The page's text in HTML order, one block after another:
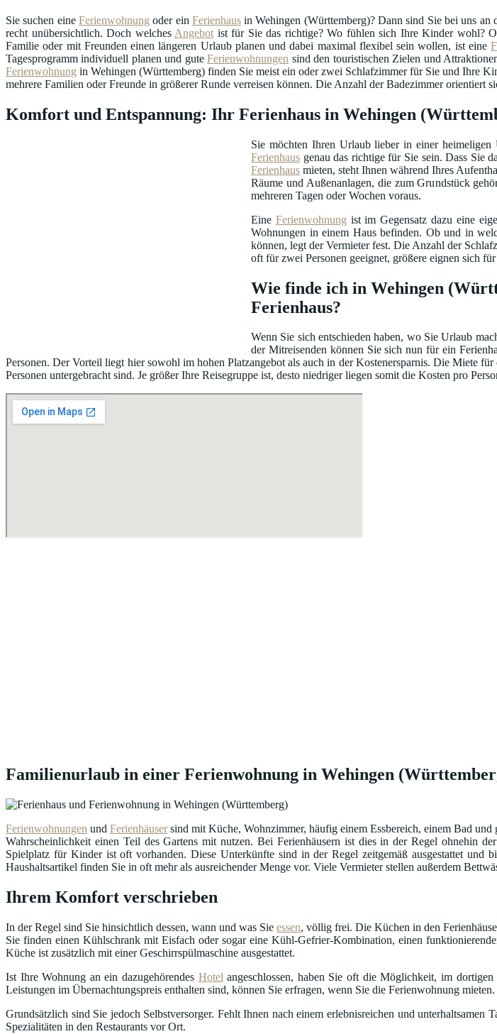
Sie suchen eine Ferienwohnung oder ein Ferienhausin Wehingen (Württemberg)? Dann sind Sie bei uns an
recht unübersichtlich. Doch welches Angebot ist für Sie das richtige? Wo fühlen sich Ihre Kinder wohl?
Familie oder mit Freunden einen längeren Urlaub planen und dabei maximal flexibel sein wollen, ist eine
Tagesprogramm individuell planen und guteFerienwohnungen sind den touristischen Zielen und
Ferienwohnung in Wehingen (Württemberg) finden Sie meist ein oder zwei Schlafzimmer für Sie und Ihre
mehrere Familien oder Freunde in größerer Runde verreisen können. Die Anzahl der Badezimmer
Komfort und Entspannung: Ihr Ferienhaus in Wehingen
Sie möchten Ihren Urlaub lieber in einer
Ferienhaus genau das richtige für Sie sein. Dass Sie
Ferienhaus mieten, steht Ihnen während Ihres
Räume und Außenanlagen, die zum Grundstück
mehreren Tagen oder Wochen voraus.
Eine Ferienwohnung ist im Gegensatz dazu eine
Wohnungen in einem Haus befinden. Ob und in
können, legt der Vermieter fest. Die Anzahl der
oft für zwei Personen geeignet, größere eignen sich
Wie finde ich in Wehingen
Ferienhaus?
Wenn Sie sich entschieden haben, wo Sie Urlaub
der Mitreisenden können Sie sich nun für ein
Personen. Der Vorteil liegt hier sowohl im hohen Platzangebot als auch in der Kostenersparnis. Die Miete
Personen untergebracht sind. Je größer Ihre Reisegruppe ist, desto niedriger liegen somit die Kosten pro
Familienurlaub in einer Ferienwohnung in Wehingen
Ferienwohnungen undFerienhäusersind mit Küche, Wohnzimmer, häufig einem Essbereich, einem Bad
Wahrscheinlichkeit einen Teil des Gartens mit nutzen. Bei Ferienhäusern ist dies in der Regel ohnehin
Spielplatz für Kinder ist oft vorhanden. Diese Unterkünfte sind in der Regel zeitgemäß ausgestattet und
Haushaltsartikel finden Sie in oft mehr als ausreichender Menge vor. Viele Vermieter stellen außerdem
Ihrem Komfort verschrieben
In der Regel sind Sie hinsichtlich dessen, wann und was Sie essen, völlig frei. Die Küchen in den
Sie finden einen Kühlschrank mit Eisfach oder sogar eine Kühl-Gefrier-Kombination, einen
Küche ist zusätzlich mit einer Geschirrspülmaschine ausgestattet.
Ist Ihre Wohnung an ein dazugehörendes Hotel angeschlossen, haben Sie oft die Möglichkeit, im dortigen
Leistungen im Übernachtungspreis enthalten sind, können Sie erfragen, wenn Sie die Ferienwohnung mieten.
Grundsätzlich sind Sie jedoch Selbstversorger. Fehlt Ihnen nach einem erlebnisreichen und
Spezialitäten in den Restaurants vor Ort.